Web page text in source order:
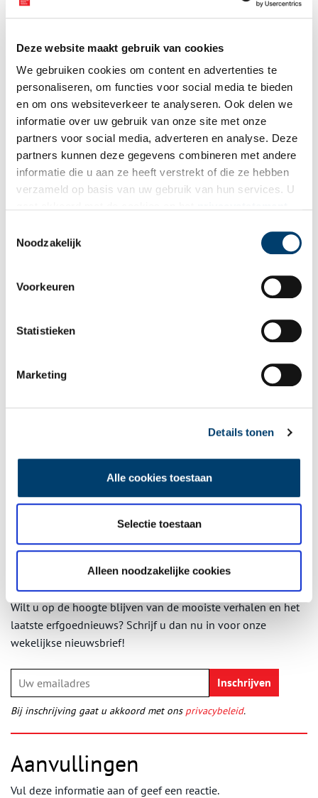
Deze website maakt gebruik van cookies
We gebruiken cookies om content en advertenties te
personaliseren, om functies voor social media te bieden
en om ons websiteverkeer te analyseren. Ook delen we
informatie over uw gebruik van onze site met onze
partners voor social media, adverteren en analyse. Deze
partners kunnen deze gegevens combineren met andere
informatie die u aan ze heeft verstrekt of die ze hebben
verzameld op basis van uw gebruik van hun services. U
Noodzakelijk
Voorkeuren
Statistieken
Marketing
Details tonen
Alle cookies toestaan
Selectie toestaan
Alleen noodzakelijke cookies
Beeldbank Stadsarchief Amsterdam
groen ecolint dat de bebouwing van Amsterdam en Amstelveen scheidt.Foto:
Willem de Vlaming- http://wdv-photography.weebly.com/
Publicatiedatum: 11/08/2014
Ontvang de nieuwsbrief
Wilt u op de hoogte blijven van de mooiste verhalen en het
laatste erfgoednieuws? Schrijf u dan nu in voor onze
wekelijkse nieuwsbrief!
Bij inschrijving gaat u akkoord met ons privacybeleid.
Aanvullingen
Vul deze informatie aan of geef een reactie.